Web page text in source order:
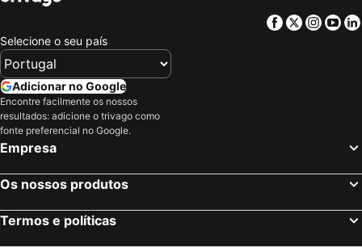
Facebook
Twitter
Selecione o seu país
Adicionar no Google
Encontre facilmente os nossos
resultados: adicione o trivago como
fonte preferencial no Google.
Empresa
Os nossos produtos
Termos e políticas